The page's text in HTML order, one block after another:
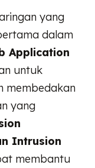
yang
dalam
Application
untuk
membedakan
yang
Intrusion
membantu